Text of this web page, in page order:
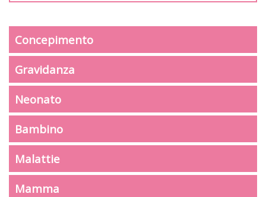
Concepimento
Gravidanza
Neonato
Bambino
Malattie
Mamma